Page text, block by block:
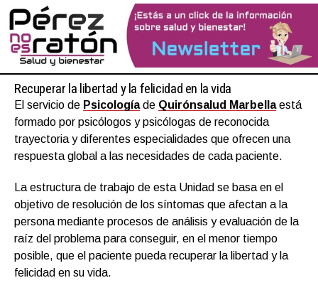
Recuperar la libertad y la felicidad en la vida
El servicio de Psicologíade Quirónsalud Marbellaestá
formado por psicólogos y psicólogas de reconocida
trayectoria y diferentes especialidades que ofrecen una
respuesta global a las necesidades de cada paciente.
La estructura de trabajo de esta Unidad se basa en el
objetivo de resolución de los síntomas que afectan a la
persona mediante procesos de análisis y evaluación de la
raíz del problema para conseguir, en el menor tiempo
posible, que el paciente pueda recuperar la libertad y la
felicidad en su vida.